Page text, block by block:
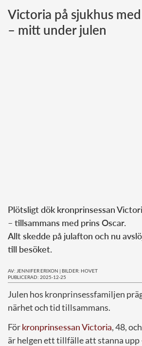
Norska kungahuset
Danska kungahuset
Victoria på sjukhus
– mitt under julen
Plötsligt dök kronprinsessan
– tillsammans med prins Oscar.
Allt skedde på julafton och nu
till besöket.
AV: JENNIFER ERIXON | BILDER: HOVET
PUBLICERAD: 2025-12-25
Julen hos kronprinsessfamiljen
närhet och tid tillsammans.
Förkronprinsessan Victoria, 48, och
är helgen ett tillfälle att stanna upp